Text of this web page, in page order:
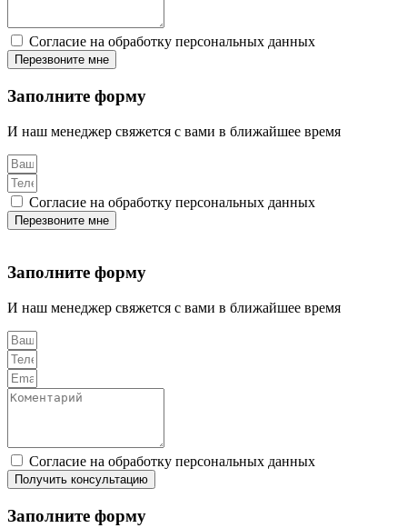
Согласие на обработку персональных данных
Перезвоните мне
Заполните форму
И наш менеджер свяжется с вами в ближайшее время
Согласие на обработку персональных данных
Перезвоните мне
Заполните форму
И наш менеджер свяжется с вами в ближайшее время
Согласие на обработку персональных данных
Получить консультацию
Заполните форму